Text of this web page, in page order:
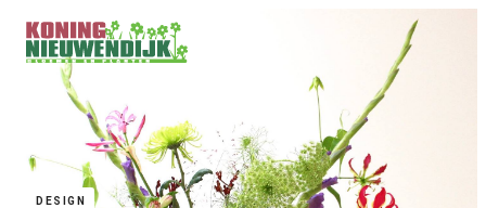
DESIGN